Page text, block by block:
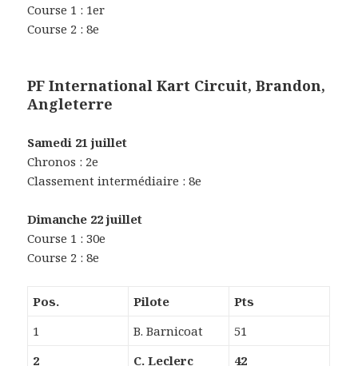
Course 1 : 1er
Course 2 : 8e
PF International Kart Circuit, Brandon,
Angleterre
Samedi 21 juillet
Chronos : 2e
Classement intermédiaire : 8e
Dimanche 22 juillet
Course 1 : 30e
Course 2 : 8e
Pos. Pilote
Pts
1
B. Barnicoat
51
2
C. Leclerc 42